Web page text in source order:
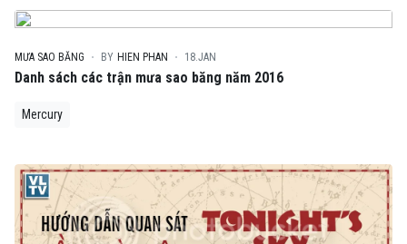
MƯA SAO BĂNG BY HIEN PHAN 18.JAN
Danh sách các trận mưa sao băng năm 2016
Mercury